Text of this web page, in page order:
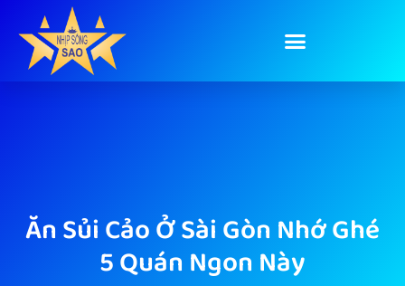
Ăn Sủi Cảo Ở Sài Gòn Nhớ Ghé
5 Quán Ngon Này